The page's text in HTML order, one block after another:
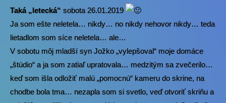
Taká „letecká“ sobota 26.01.2019
Ja som ešte neletela… nikdy… no nikdy nehovor nikdy… teda
lietadlom som síce neletela… ale…
V sobotu môj mladší syn Jožko „vylepšoval“ moje domáce
„štúdio“ a ja som zatiaľ upratovala… medzitým sa zvečerilo…
keď som išla odložiť malú „pomocnú“ kameru do skrine, na
chodbe bola tma… nezapla som si svetlo, veď otvoriť skriňu a